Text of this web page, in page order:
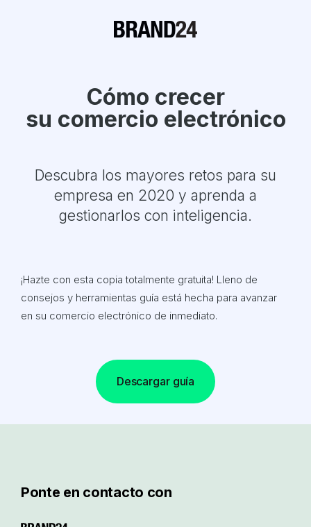
Cómo crecer
su comercio electrónico
Descubra los mayores retos para su
empresa en 2020 y aprenda a
gestionarlos con inteligencia.
¡Hazte con esta copia totalmente gratuita! Lleno de
consejos y herramientas guía está hecha para avanzar
en su comercio electrónico de inmediato.
Descargar guía
Ponte en contacto con